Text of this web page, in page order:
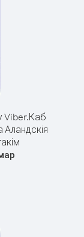
Viber.Каб
Аландскія